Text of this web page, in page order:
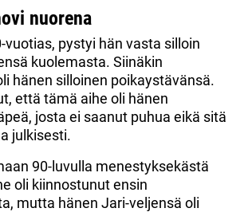
nuorena
vuotias, pystyi hän vasta silloin
kuolemasta. Siinäkin
hänen silloinen poikaystävänsä.
että tämä aihe oli hänen
josta ei saanut puhua eikä sitä
julkisesti.
90-luvulla menestyksekästä
oli kiinnostunut ensin
mutta hänen Jari-veljensä oli